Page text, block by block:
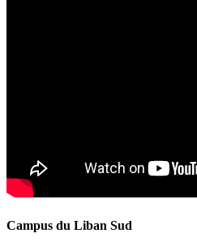
Campus du Liban Sud